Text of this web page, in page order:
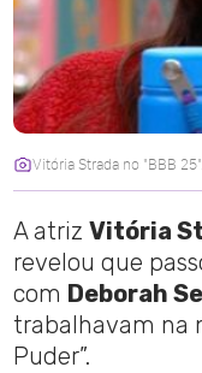
Vitória Strada no "BBB
A atrizVitória
revelou que
com Deborah
trabalhavam na
Puder”.